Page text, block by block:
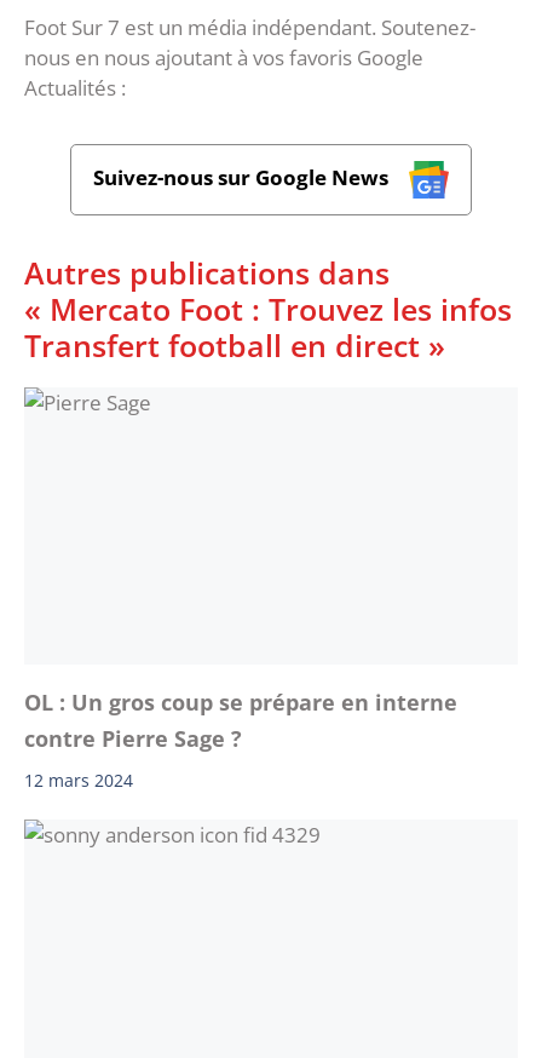
Foot Sur 7 est un média indépendant. Soutenez-
nous en nous ajoutant à vos favoris Google
Actualités :
Suivez-nous sur Google News
Autres publications dans
« Mercato Foot : Trouvez les infos
Transfert football en direct »
OL : Un gros coup se prépare en interne
contre Pierre Sage ?
12 mars 2024